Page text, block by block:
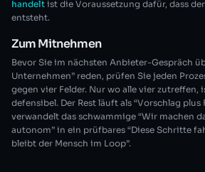
handelt ist die Voraussetzung dafür, dass
entsteht.
Zum Mitnehmen
Bevor Sie im nächsten Anbieter-Gespräch
Unternehmen” reden, prüfen Sie jeden
gegen vier Felder. Nur wo alle vier
defensibel. Der Rest läuft als “Vorschlag plus
verwandelt das schwammige “Wir machen
autonom” in ein prüfbares “Diese Schritte
bleibt der Mensch im Loop”.